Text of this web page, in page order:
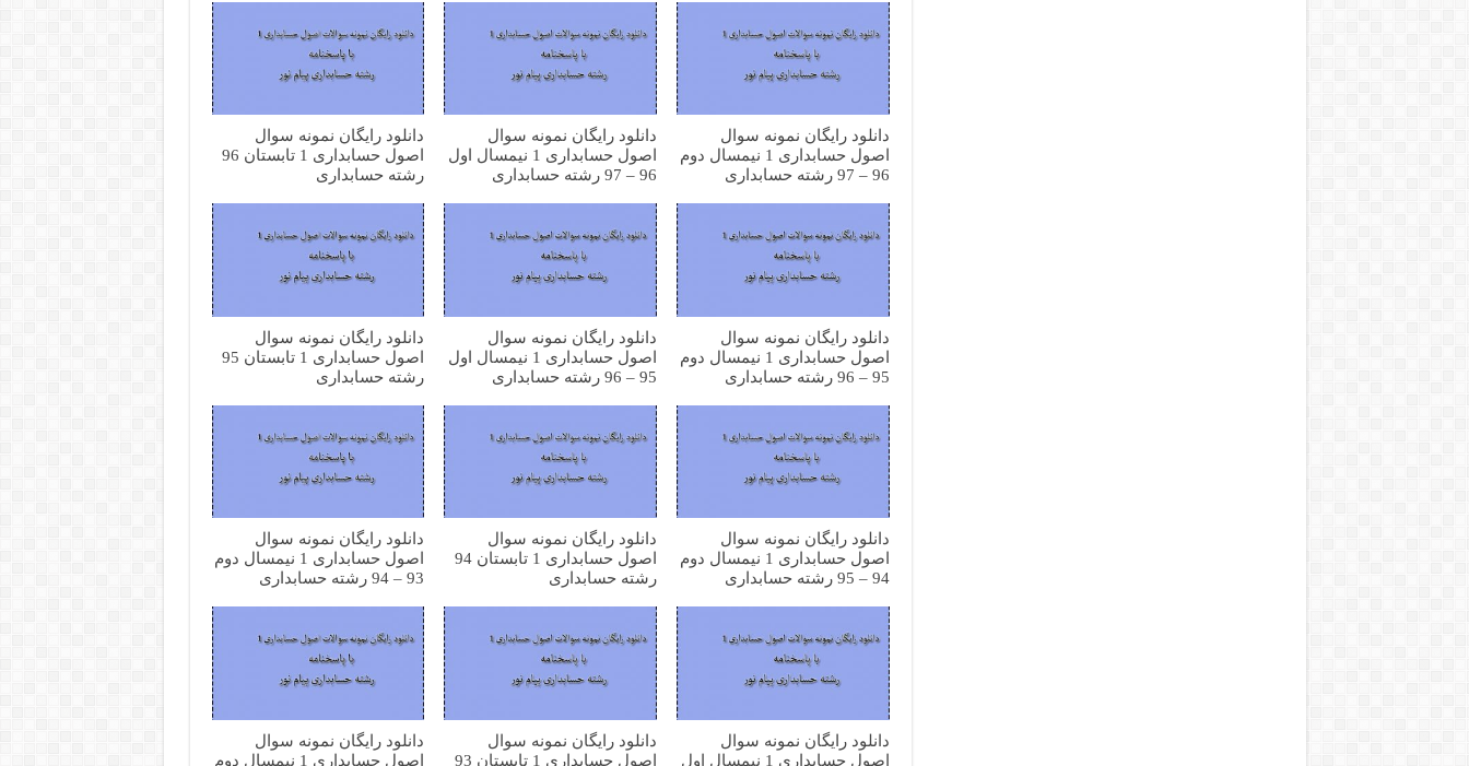
دانلود رایگان نمونه سوال
اصول حسابداری 1 نیمسال دوم
96 – 97 رشته حسابداری
دانلود رایگان نمونه سوال
اصول حسابداری 1 نیمسال اول
96 – 97 رشته حسابداری
دانلود رایگان نمونه سوال
اصول حسابداری 1 تابستان 96
رشته حسابداری
دانلود رایگان نمونه سوال
اصول حسابداری 1 نیمسال دوم
95 – 96 رشته حسابداری
دانلود رایگان نمونه سوال
اصول حسابداری 1 نیمسال اول
95 – 96 رشته حسابداری
دانلود رایگان نمونه سوال
اصول حسابداری 1 تابستان 95
رشته حسابداری
دانلود رایگان نمونه سوال
اصول حسابداری 1 نیمسال دوم
94 – 95 رشته حسابداری
دانلود رایگان نمونه سوال
اصول حسابداری 1 تابستان 94
رشته حسابداری
دانلود رایگان نمونه سوال
اصول حسابداری 1 نیمسال دوم
93 – 94 رشته حسابداری
دانلود رایگان نمونه سوال
اصول حسابداری 1 نیمسال اول
دانلود رایگان نمونه سوال
اصول حسابداری 1 تابستان 93
دانلود رایگان نمونه سوال
اصول حسابداری 1 نیمسال دوم